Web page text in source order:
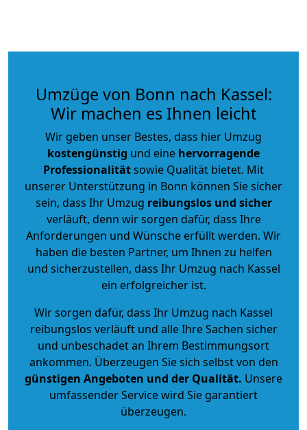
Umzüge von Bonn nach Kassel:
Wir machen es Ihnen leicht
Wir geben unser Bestes, dass hier Umzug
kostengünstig und eine hervorragende
Professionalitätsowie Qualität bietet. Mit
unserer Unterstützung in Bonn können Sie sicher
sein, dass Ihr Umzug reibungslos und sicher
verläuft, denn wir sorgen dafür, dass Ihre
Anforderungen und Wünsche erfüllt werden. Wir
haben die besten Partner, um Ihnen zu helfen
und sicherzustellen, dass Ihr Umzug nach Kassel
ein erfolgreicher ist.
Wir sorgen dafür, dass Ihr Umzug nach Kassel
reibungslos verläuft und alle Ihre Sachen sicher
und unbeschadet an Ihrem Bestimmungsort
ankommen. Überzeugen Sie sich selbst von den
günstigen Angeboten und der Qualität. Unsere
umfassender Service wird Sie garantiert
überzeugen.